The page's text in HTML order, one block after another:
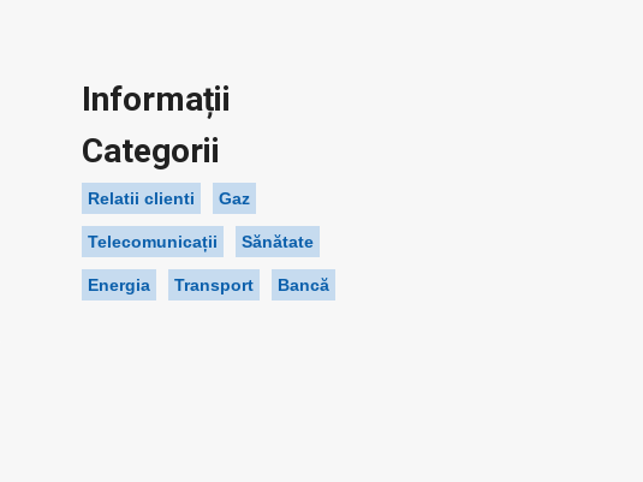
Informații
Categorii
Relatii clienti Gaz
Telecomunicații Sănătate
Energia Transport Bancă